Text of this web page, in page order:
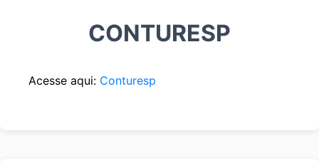
CONTURESP
Acesse aqui: Conturesp